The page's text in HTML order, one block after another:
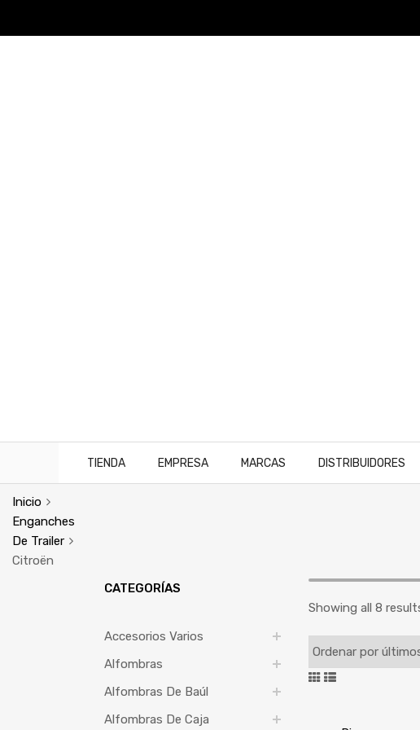
TIENDA EMPRESA MARCAS DISTRIBUIDORES
Inicio
Enganches
De Trailer
Citroën
Showing all 8
CATEGORÍAS
Accesorios Varios
Alfombras
Alfombras De Baúl
Alfombras De Caja